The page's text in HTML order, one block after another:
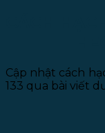
Cập nhật cách
133 qua bài viết